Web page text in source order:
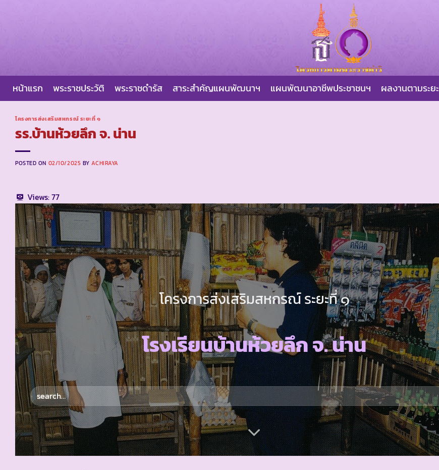
หน้าแรก พระราชประวัติ พระราชดำรัส สาระสำคัญแผนพัฒนาฯ แผนพัฒนาอาชีพประชาชนฯ ผลงานตามระยะ
โครงการส่งเสริมสหกรณ์ ระยะที่ ๑
รร.บ้านห้วยลึก จ. น่าน
POSTED ON 02/10/2025 BYACHIRAYA
Views:77
โครงการส่งเสริมสหกรณ์ ระยะที่ ๑
โรงเรียนบ้านห้วยลึก จ. น่าน